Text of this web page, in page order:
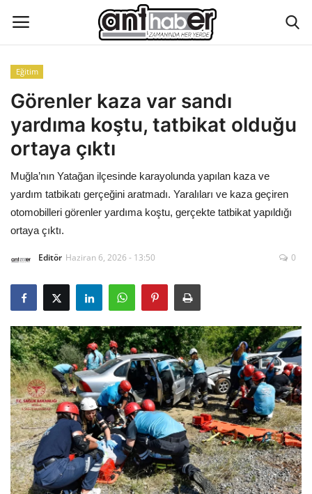
Künye
Eğitim
Hakkımızda
İletişim
Çevre
Gizlilik Politikası
Reklam ve İşbirliği
Bodrum Trafik Yoğunluk Haritası
Turizm
Siyaset
Eğitim
Görenler kaza var sandı
yardıma koştu, tatbikat olduğu
ortaya çıktı
Muğla’nın Yatağan ilçesinde karayolunda yapılan kaza ve
yardım tatbikatı gerçeğini aratmadı. Yaralıları ve kaza geçiren
otomobilleri görenler yardıma koştu, gerçekte tatbikat yapıldığı
ortaya çıktı.
Editör Haziran 6, 2026 - 13:50 0